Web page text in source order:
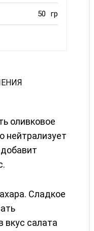
50 гр
оливковое
нейтрализует
Сладкое
вкус салата